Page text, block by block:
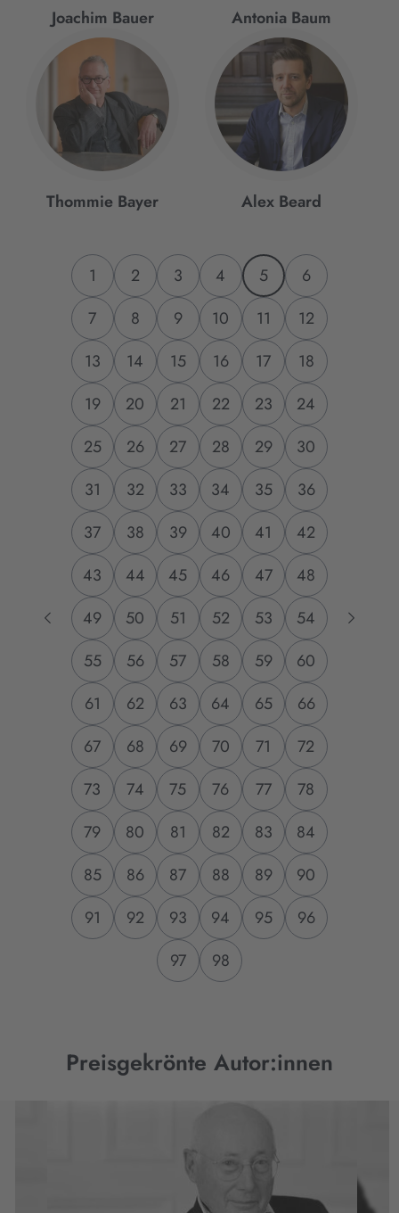
Joachim Bauer Antonia Baum
Thommie Bayer Alex Beard
1 2 3 4 5
6
7
8 9 10 11
12
13
14 15 16 17
18
19
20 21 22 23
24
25
26 27 28 29
30
31
32 33 34 35
36
37
38 39 40 41
42
43
44 45 46 47
48
49
50 51 52 53
54
55
56 57 58 59
60
61
62 63 64 65
66
67
68 69 70 71
72
73
74 75 76 77
78
79
80 81 82 83
84
85
86 87 88 89
90
91
92 93 94 95
96
97
98
Preisgekrönte Autor:innen